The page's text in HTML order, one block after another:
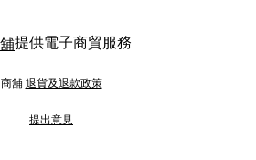
提供電子商貿服務
商舖 退貨及退款政策
提出意見